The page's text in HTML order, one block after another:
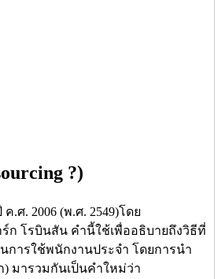
?)
.ศ. 2006 (พ.ศ. 2549)โดย
ก โรบินสัน คำนี้ใช้เพื่ออธิบายถึงวิธีที่
การใช้พนักงานประจำ โดยการนำ
) มารวมกันเป็นคำใหม่ว่า